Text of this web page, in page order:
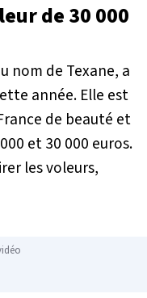
de 30 000
nom de Texane, a
année. Elle est
de beauté et
et 30 000 euros.
les voleurs,